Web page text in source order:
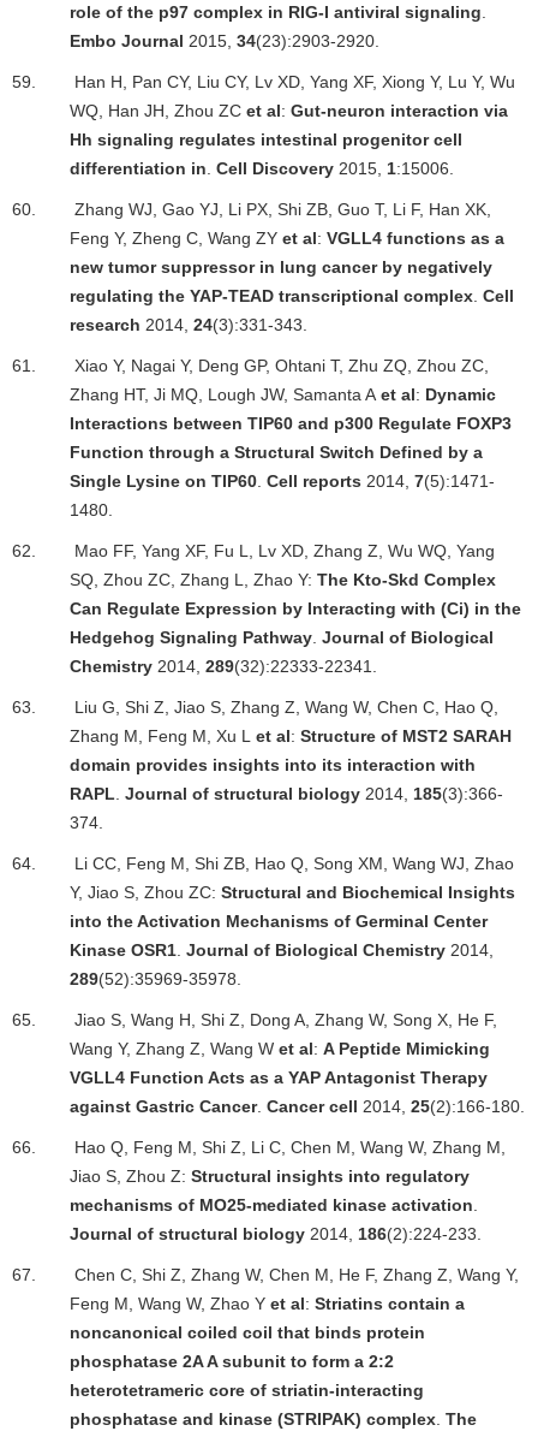
role of the p97 complex in RIG-I antiviral signaling.
Embo Journal 2015, 34(23):2903-2920.
59.
Han H, Pan CY, Liu CY, Lv XD, Yang XF, Xiong Y, Lu Y, Wu
WQ, Han JH, Zhou ZC et al: Gut-neuron interaction via
Hh signaling regulates intestinal progenitor cell
differentiation in. Cell Discovery 2015, 1:15006.
60.
Zhang WJ, Gao YJ, Li PX, Shi ZB, Guo T, Li F, Han XK,
Feng Y, Zheng C, Wang ZY et al: VGLL4 functions as a
new tumor suppressor in lung cancer by negatively
regulating the YAP-TEAD transcriptional complex. Cell
research 2014, 24(3):331-343.
61.
Xiao Y, Nagai Y, Deng GP, Ohtani T, Zhu ZQ, Zhou ZC,
Zhang HT, Ji MQ, Lough JW, Samanta Aet al: Dynamic
Interactions between TIP60 and p300 Regulate FOXP3
Function through a Structural Switch Defined by a
Single Lysine on TIP60. Cell reports 2014, 7(5):1471-
1480.
62.
Mao FF, Yang XF, Fu L, Lv XD, Zhang Z, Wu WQ, Yang
SQ, Zhou ZC, Zhang L, Zhao Y: The Kto-Skd Complex
Can Regulate Expression by Interacting with (Ci) in the
Hedgehog Signaling Pathway. Journal of Biological
Chemistry 2014, 289(32):22333-22341.
63.
Liu G, Shi Z, Jiao S, Zhang Z, Wang W, Chen C, Hao Q,
Zhang M, Feng M, Xu L et al: Structure of MST2 SARAH
domain provides insights into its interaction with
RAPL. Journal of structural biology 2014, 185(3):366-
374.
64.
Li CC, Feng M, Shi ZB, Hao Q, Song XM, Wang WJ, Zhao
Y, Jiao S, Zhou ZC: Structural and Biochemical Insights
into the Activation Mechanisms of Germinal Center
Kinase OSR1. Journal of Biological Chemistry 2014,
289(52):35969-35978.
65.
Jiao S, Wang H, Shi Z, Dong A, Zhang W, Song X, He F,
Wang Y, Zhang Z, Wang W et al: A Peptide Mimicking
VGLL4 Function Acts as a YAP Antagonist Therapy
against Gastric Cancer. Cancer cell 2014, 25(2):166-180.
66.
Hao Q, Feng M, Shi Z, Li C, Chen M, Wang W, Zhang M,
Jiao S, Zhou Z: Structural insights into regulatory
mechanisms of MO25-mediated kinase activation.
Journal of structural biology 2014, 186(2):224-233.
67.
Chen C, Shi Z, Zhang W, Chen M, He F, Zhang Z, Wang Y,
Feng M, Wang W, Zhao Y et al: Striatins contain a
noncanonical coiled coil that binds protein
phosphatase 2A A subunit to form a 2:2
heterotetrameric core of striatin-interacting
phosphatase and kinase (STRIPAK) complex. The